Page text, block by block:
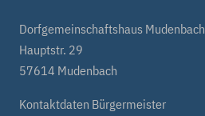
Dorfgemeinschaftshaus Mudenbach
Hauptstr. 29
57614 Mudenbach
Kontaktdaten Bürgermeister